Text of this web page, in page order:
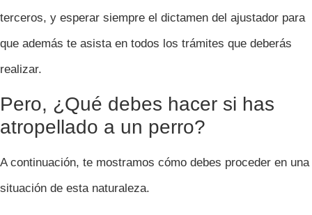
terceros, y esperar siempre el dictamen del ajustador para
que además te asista en todos los trámites que deberás
realizar.
Pero, ¿Qué debes hacer si has
atropellado a un perro?
A continuación, te mostramos cómo debes proceder en una
situación de esta naturaleza.